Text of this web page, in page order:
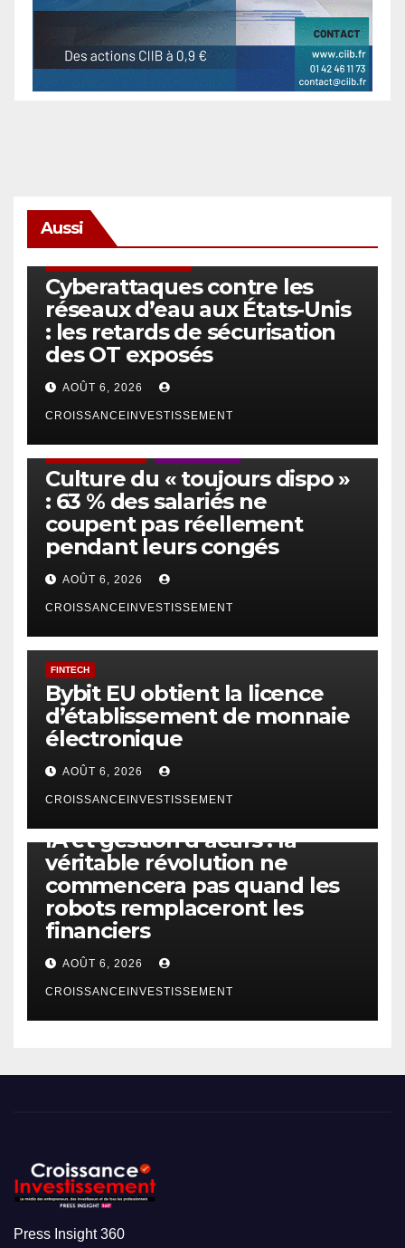
Aussi
Cyberattaques contre les
réseaux d’eau aux États-Unis
: les retards de sécurisation
des OT exposés
AOÛT 6, 2026
CROISSANCEINVESTISSEMENT
Culture du « toujours dispo »
: 63 % des salariés ne
coupent pas réellement
pendant leurs congés
AOÛT 6, 2026
CROISSANCEINVESTISSEMENT
FINTECH
Bybit EU obtient la licence
d’établissement de monnaie
électronique
AOÛT 6, 2026
CROISSANCEINVESTISSEMENT
IA et gestion d’actifs : la
véritable révolution ne
commencera pas quand les
robots remplaceront les
financiers
AOÛT 6, 2026
CROISSANCEINVESTISSEMENT
Press Insight 360